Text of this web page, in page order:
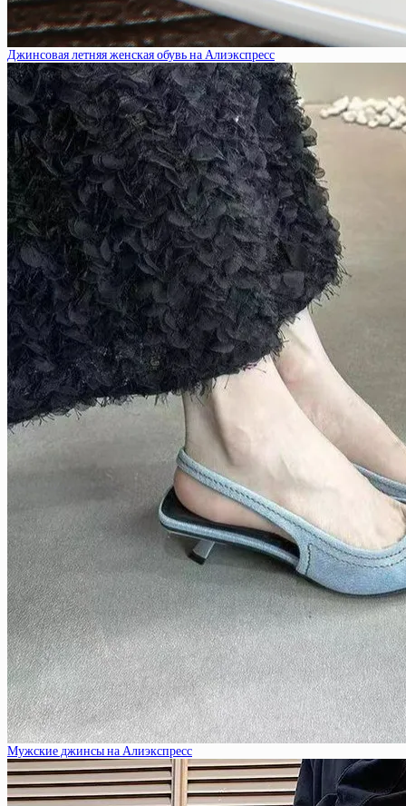
Джинсовая летняя женская обувь на Алиэкспресс
Мужские джинсы на Алиэкспресс